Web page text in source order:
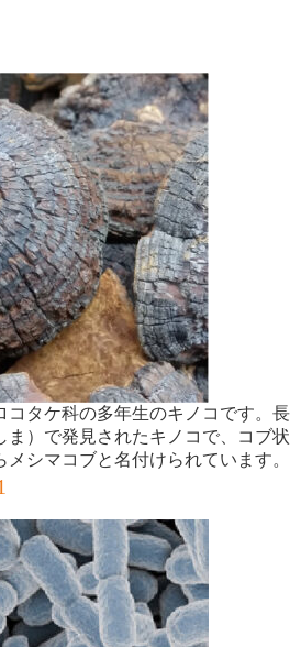
コタケ科の多年生のキノコです。長
ま）で発見されたキノコで、コブ状
シマコブと名付けられています。